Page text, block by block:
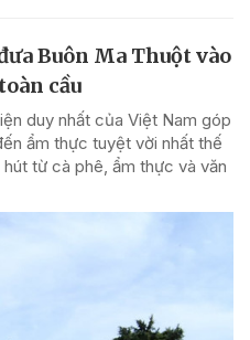
Buôn Ma Thuột vào
cầu
duy nhất của Việt Nam góp
ẩm thực tuyệt vời nhất thế
từ cà phê, ẩm thực và văn